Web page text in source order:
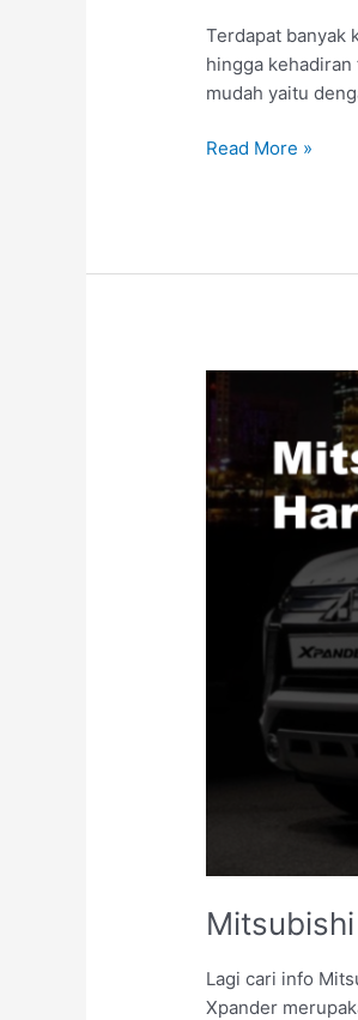
Terdapat banyak
hingga
mudah yaitu
Read More »
Lagi cari info
Xpander
Mitsubishi
2022,
Harga
dan
Kelebihan